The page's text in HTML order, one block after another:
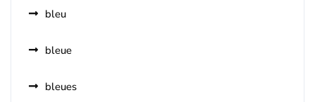
bleu
bleue
bleues